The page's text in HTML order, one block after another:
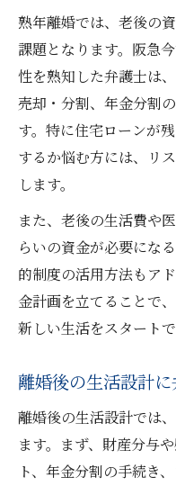
熟年離婚では、老後の
課題となります。阪急
性を熟知した弁護士は
売却・分割、年金分割
す。特に住宅ローンが
するか悩む方には、リ
します。
また、老後の生活費や
らいの資金が必要にな
的制度の活用方法もア
金計画を立てることで
新しい生活をスタートで
離婚後の生活設計
離婚後の生活設計では
ます。まず、財産分与
ト、年金分割の手続き